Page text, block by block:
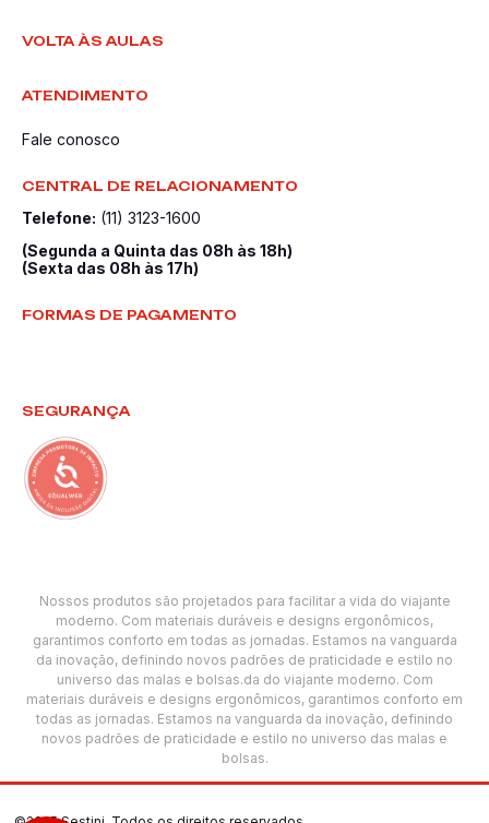
VOLTA ÀS AULAS
ATENDIMENTO
Fale conosco
CENTRAL DE RELACIONAMENTO
Telefone: (11) 3123-1600
(Segunda a Quinta das 08h às 18h)
(Sexta das 08h às 17h)
FORMAS DE PAGAMENTO
SEGURANÇA
Nossos produtos são projetados para facilitar a vida do viajante
moderno. Com materiais duráveis e designs ergonômicos,
garantimos conforto em todas as jornadas. Estamos na vanguarda
da inovação, definindo novos padrões de praticidade e estilo no
universo das malas e bolsas.da do viajante moderno. Com
materiais duráveis e designs ergonômicos, garantimos conforto em
todas as jornadas. Estamos na vanguarda da inovação, definindo
novos padrões de praticidade e estilo no universo das malas e
bolsas.